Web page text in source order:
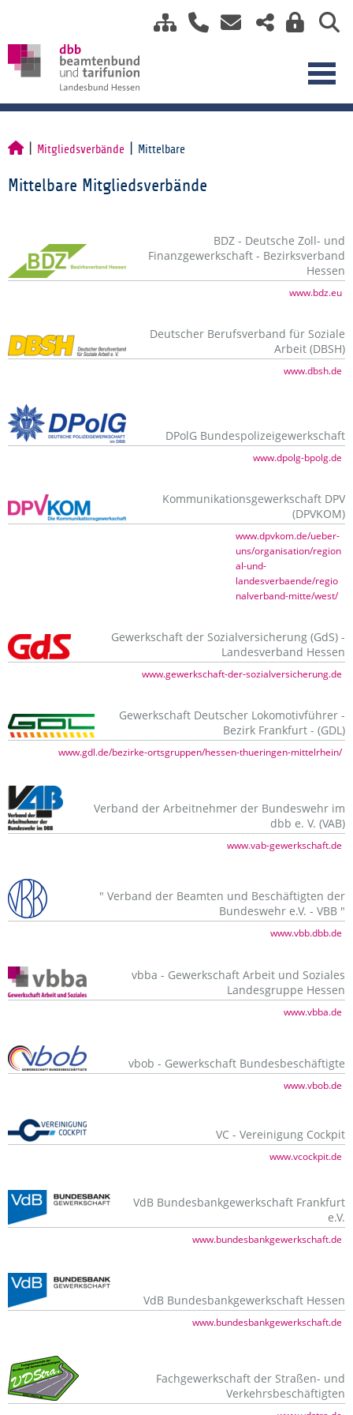
Mitgliedsverbände Mittelbare
Mittelbare Mitgliedsverbände
BDZ - Deutsche Zoll- und
Finanzgewerkschaft - Bezirksverband
Hessen
www.bdz.eu
Deutscher Berufsverband für Soziale
Arbeit (DBSH)
www.dbsh.de
DPolG Bundespolizeigewerkschaft
www.dpolg-bpolg.de
Kommunikationsgewerkschaft DPV
(DPVKOM)
www.dpvkom.de/ueber-
uns/organisation/region
al-und-
landesverbaende/regio
nalverband-mitte/west/
Gewerkschaft der Sozialversicherung (GdS) -
Landesverband Hessen
www.gewerkschaft-der-sozialversicherung.de
Gewerkschaft Deutscher Lokomotivführer -
Bezirk Frankfurt - (GDL)
www.gdl.de/bezirke-ortsgruppen/hessen-thueringen-mittelrhein/
Verband der Arbeitnehmer der Bundeswehr im
dbb e. V. (VAB)
www.vab-gewerkschaft.de
" Verband der Beamten und Beschäftigten der
Bundeswehr e.V. - VBB "
www.vbb.dbb.de
vbba - Gewerkschaft Arbeit und Soziales
Landesgruppe Hessen
www.vbba.de
vbob - Gewerkschaft Bundesbeschäftigte
www.vbob.de
VC - Vereinigung Cockpit
www.vcockpit.de
VdB Bundesbankgewerkschaft Frankfurt
e.V.
www.bundesbankgewerkschaft.de
VdB Bundesbankgewerkschaft Hessen
www.bundesbankgewerkschaft.de
Fachgewerkschaft der Straßen- und
Verkehrsbeschäftigten